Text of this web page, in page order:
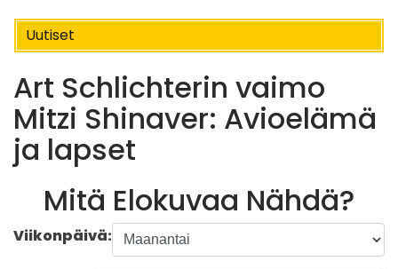
Uutiset
Art Schlichterin vaimo
Mitzi Shinaver: Avioelämä
ja lapset
Mitä Elokuvaa Nähdä?
Viikonpäivä: